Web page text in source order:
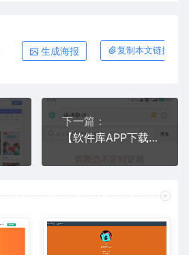
生成海报 复制本文链接
下一篇：
【软件库APP下载系统源码】卡密授权+会员管理系统 - 全功能开源版